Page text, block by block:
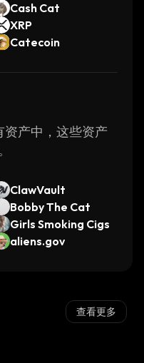
Cash Cat
XRP
Catecoin
产中，这些资产
ClawVault
Bobby The Cat
Girls Smoking Cigs
aliens.gov
查看更多